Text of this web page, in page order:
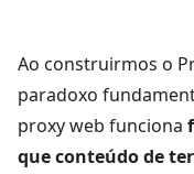
Ao construirmos o
paradoxo
proxy web funciona
que conteúdo de